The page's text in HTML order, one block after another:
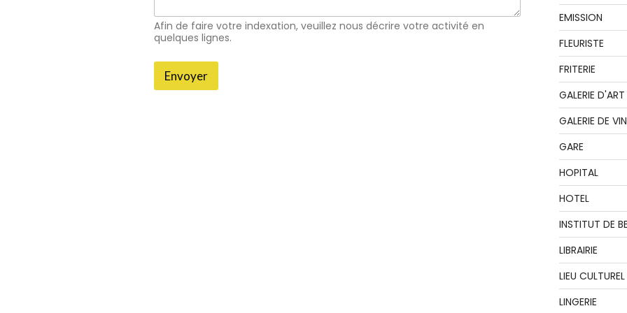
Afin de faire votre indexation, veuillez nous décrire votre activité en
quelques lignes.
Envoyer
EMISSION
FLEURISTE
FRITERIE
GALERIE D'ART
GALERIE DE
GARE
HOPITAL
HOTEL
INSTITUT DE
LIBRAIRIE
LIEU CULTUREL
LINGERIE